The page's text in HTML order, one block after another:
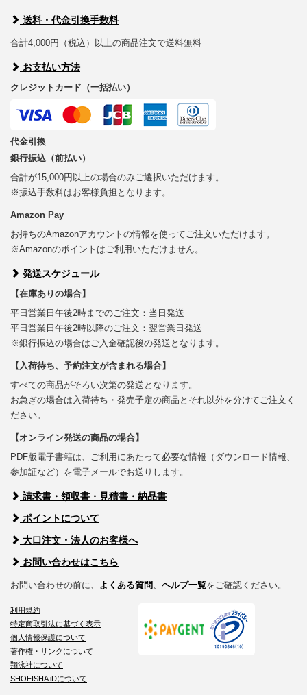
送料・代金引換手数料
合計4,000円（税込）以上の商品注文で送料無料
お支払い方法
クレジットカード（一括払い）
代金引換
銀行振込（前払い）
合計が15,000円以上の場合のみご選択いただけます。
※振込手数料はお客様負担となります。
Amazon Pay
お持ちのAmazonアカウントの情報を使ってご注文いただけます。
※Amazonのポイントはご利用いただけません。
発送スケジュール
【在庫ありの場合】
平日営業日午後2時までのご注文：当日発送
平日営業日午後2時以降のご注文：翌営業日発送
※銀行振込の場合はご入金確認後の発送となります。
【入荷待ち、予約注文が含まれる場合】
すべての商品がそろい次第の発送となります。
お急ぎの場合は入荷待ち・発売予定の商品とそれ以外を分けてご注文く
ださい。
【オンライン発送の商品の場合】
PDF版電子書籍は、ご利用にあたって必要な情報（ダウンロード情報、
参加証など）を電子メールでお送りします。
請求書・領収書・見積書・納品書
ポイントについて
大口注文・法人のお客様へ
お問い合わせはこちら
お問い合わせの前に、 よくある質問 ヘルプ一覧をご確認ください。
利用規約
特定商取引法に基づく表示
個人情報保護について
著作権・リンクについて
翔泳社について
SHOEISHA iDについて